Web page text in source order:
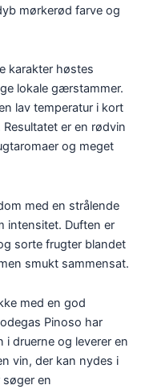
mørkerød farve og
karakter høstes
lokale gærstammer.
lav temperatur i kort
er en rødvin
og meget
med en strålende
intensitet. Duften er
sorte frugter blandet
smukt sammensat.
med en god
Pinoso har
i druerne og leverer en
vin, der kan nydes i
en